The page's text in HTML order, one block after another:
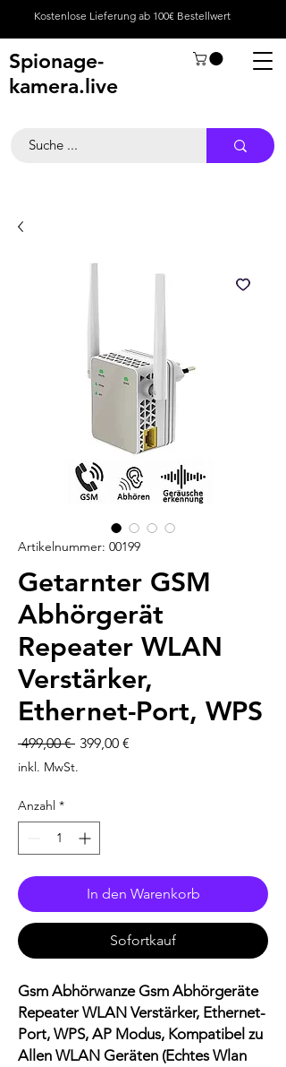
Kostenlose Lieferung ab 100€ Bestellwert
Spionage-
kamera.live
Artikelnummer: 00199
Getarnter GSM
Abhörgerät
Repeater WLAN
Verstärker,
Ethernet-Port, WPS
499,00 € Standardpreis
399,00 €
inkl. MwSt.
Anzahl *
In den Warenkorb
Sofortkauf
Gsm Abhörwanze Gsm Abhörgeräte
Repeater WLAN Verstärker, Ethernet-
Port, WPS, AP Modus, Kompatibel zu
Allen WLAN Geräten (Echtes Wlan